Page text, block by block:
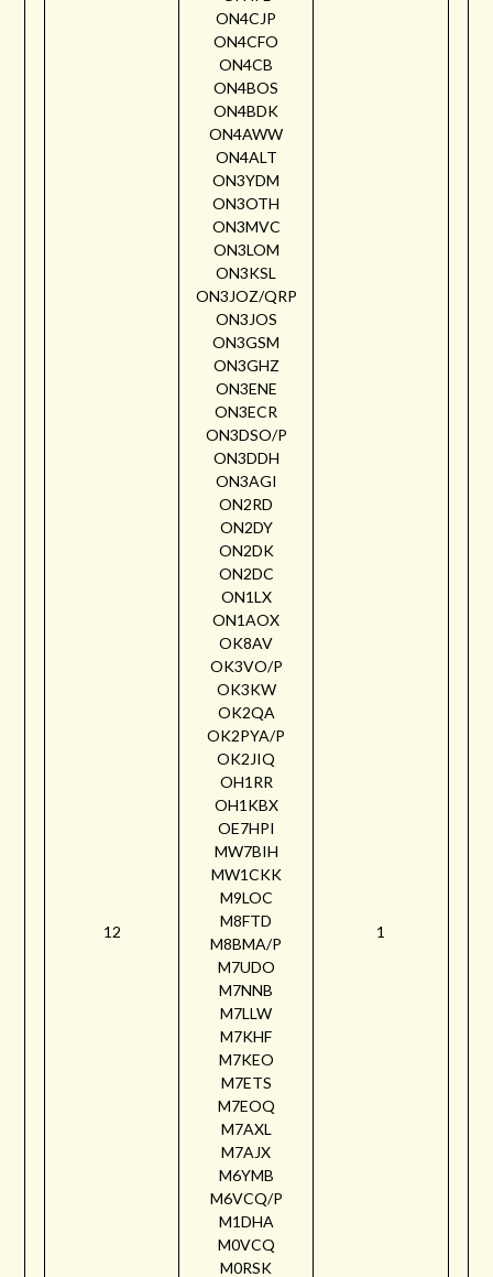
12
ON4CJP
ON4CFO
ON4CB
ON4BOS
ON4BDK
ON4AWW
ON4ALT
ON3YDM
ON3OTH
ON3MVC
ON3LOM
ON3KSL
ON3JOZ/QRP
ON3JOS
ON3GSM
ON3GHZ
ON3ENE
ON3ECR
ON3DSO/P
ON3DDH
ON3AGI
ON2RD
ON2DY
ON2DK
ON2DC
ON1LX
ON1AOX
OK8AV
OK3VO/P
OK3KW
OK2QA
OK2PYA/P
OK2JIQ
OH1RR
OH1KBX
OE7HPI
MW7BIH
MW1CKK
M9LOC
M8FTD
M8BMA/P
M7UDO
M7NNB
M7LLW
M7KHF
M7KEO
M7ETS
M7EOQ
M7AXL
M7AJX
M6YMB
M6VCQ/P
M1DHA
M0VCQ
M0RSK
1